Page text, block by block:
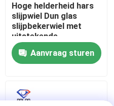
Hoge helderheid hars
slijpwiel Dun glas
slijpbekerwiel met
uitstekende
duurzaamheid en
slijpdoeltreffendheid
Aanvraag sturen